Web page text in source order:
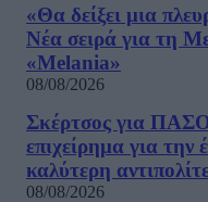
«Θα δείξει μια
Νέα σειρά για τη
«Melania»
08/08/2026
Σκέρτσος για
επιχείρημα για
καλύτερη
08/08/2026